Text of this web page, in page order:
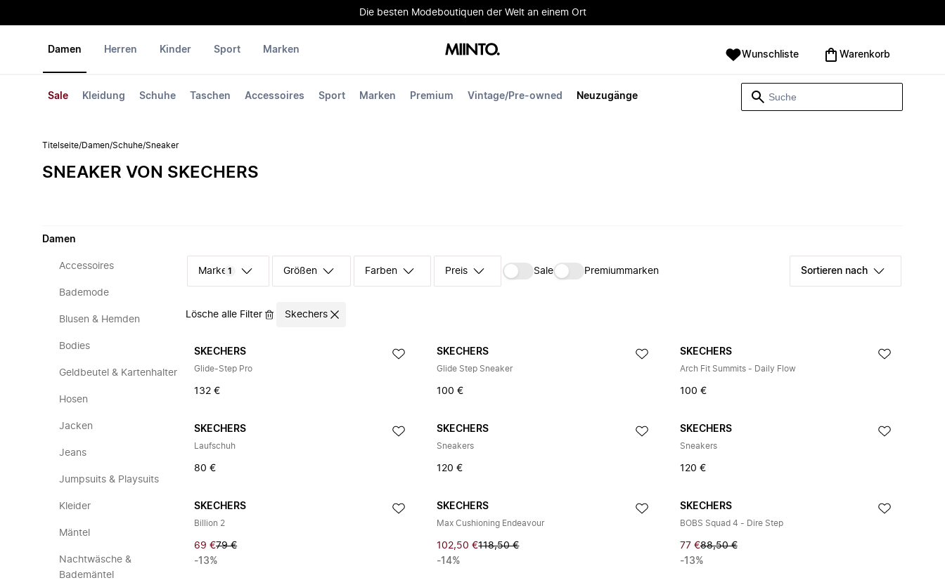
Die besten Modeboutiquen der Welt an einem Ort
Damen
Sale Kleidung Schuhe Taschen Accessoires Sport Marken Premium Vintage/Pre-owned Neuzugänge
Herren Kinder Sport Marken Wunschliste Warenkorb
Titelseite/Damen/Schuhe/Sneaker
SNEAKER VON SKECHERS
Damen
Accessoires
Bademode
Blusen & Hemden
Bodies
Geldbeutel & Kartenhalter
Hosen
Jacken
Jeans
Jumpsuits & Playsuits
Kleider
Mäntel
Nachtwäsche &
Bademäntel
Marke 1 Größen Farben Preis Sale Premiummarken Sortieren nach
Lösche alle Filter Skechers
SKECHERS
Glide-Step Pro
132 €
SKECHERS
Glide Step Sneaker
100 €
SKECHERS
Arch Fit Summits - Daily Flow
100 €
SKECHERS
Laufschuh
80 €
SKECHERS
Sneakers
120 €
SKECHERS
Sneakers
120 €
SKECHERS
Billion 2
69 €79 €
-13%
SKECHERS
Max Cushioning Endeavour
102,50 €118,50 €
-14%
SKECHERS
BOBS Squad 4 - Dire Step
77 €88,50 €
-13%